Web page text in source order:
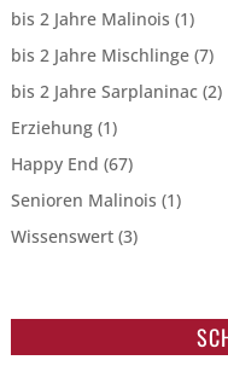
bis 2 Jahre Malinois (1)
bis 2 Jahre Mischlinge(7)
bis 2 Jahre Sarplaninac(2)
Erziehung(1)
Happy End (67)
Senioren Malinois (1)
Wissenswert(3)